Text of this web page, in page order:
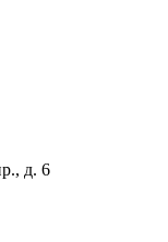
д. 6